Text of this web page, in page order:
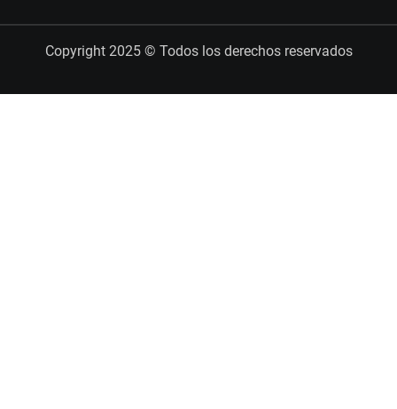
Copyright 2025 © Todos los derechos reservados